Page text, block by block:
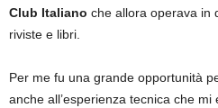
Club Italiano che allora operava in
riviste e libri.
Per me fu una grande opportunità
anche all’esperienza tecnica che